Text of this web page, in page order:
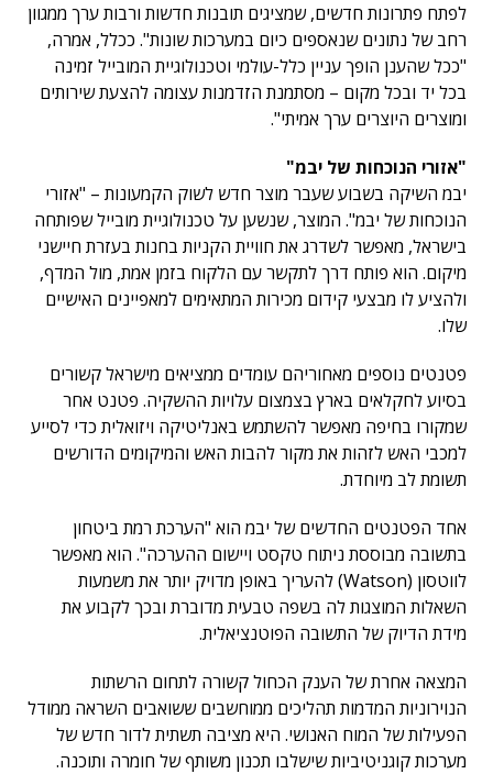
לפתח פתרונות חדשים, שמציגים תובנות חדשות ורבות ערך ממגוון
רחב של נתונים שנאספים כיום במערכות שונות". ככלל, אמרה,
"ככל שהענן הופך עניין כלל-עולמי וטכנולוגיית המובייל זמינה
בכל יד ובכל מקום – מסתמנת הזדמנות עצומה להצעת שירותים
ומוצרים היוצרים ערך אמיתי".
"אזורי הנוכחות של יבמ"
יבמ השיקה בשבוע שעבר מוצר חדש לשוק הקמעונות – "אזורי
הנוכחות של יבמ". המוצר, שנשען על טכנולוגיית מובייל שפותחה
בישראל, מאפשר לשדרג את חוויית הקניות בחנות בעזרת חיישני
מיקום. הוא פותח דרך לתקשר עם הלקוח בזמן אמת, מול המדף,
ולהציע לו מבצעי קידום מכירות המתאימים למאפיינים האישיים
שלו.
פטנטים נוספים מאחוריהם עומדים ממציאים מישראל קשורים
בסיוע לחקלאים בארץ בצמצום עלויות ההשקיה. פטנט אחר
שמקורו בחיפה מאפשר להשתמש באנליטיקה ויזואלית כדי לסייע
למכבי האש לזהות את מקור להבות האש והמיקומים הדורשים
תשומת לב מיוחדת.
אחד הפטנטים החדשים של יבמ הוא "הערכת רמת ביטחון
בתשובה מבוססת ניתוח טקסט ויישום ההערכה". הוא מאפשר
לווטסון (Watson) להעריך באופן מדויק יותר את משמעות
השאלות המוצגות לה בשפה טבעית מדוברת ובכך לקבוע את
מידת הדיוק של התשובה הפוטנציאלית.
המצאה אחרת של הענק הכחול קשורה לתחום הרשתות
הנוירוניות המדמות תהליכים ממוחשבים ששואבים השראה ממודל
הפעילות של המוח האנושי. היא מציבה תשתית לדור חדש של
מערכות קוגניטיביות שישלבו תכנון משותף של חומרה ותוכנה.